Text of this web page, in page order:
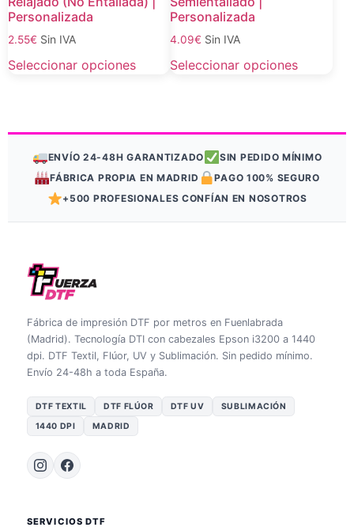
Personalizada
2.55€ Sin IVA
Seleccionar opciones
Personalizada
4.09€ Sin IVA
Seleccionar opciones
ENVÍO 24-48H GARANTIZADO
SIN PEDIDO MÍNIMO
FÁBRICA PROPIA EN MADRID
PAGO 100% SEGURO
+500 PROFESIONALES CONFÍAN EN NOSOTROS
Fábrica de impresión DTF por metros en Fuenlabrada
(Madrid). Tecnología DTI con cabezales Epson i3200 a 1440
dpi. DTF Textil, Flúor, UV y Sublimación. Sin pedido mínimo.
Envío 24-48h a toda España.
DTF TEXTIL DTF FLÚOR DTF UV
SUBLIMACIÓN
1440 DPI
MADRID
SERVICIOS DTF